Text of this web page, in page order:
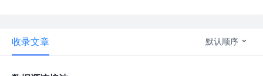
收录文章 默认顺序